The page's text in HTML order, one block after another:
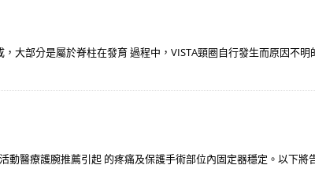
大部分是屬於脊柱在發育 過程中，VISTA頸圈自行發生而原因不
醫療護腕推薦引起 的疼痛及保護手術部位內固定器穩定。以下